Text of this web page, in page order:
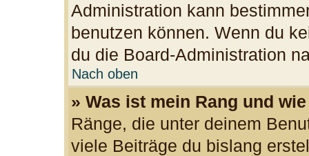
Administration kann
benutzen können. Wenn du
du die Board-Administration
Nach oben
» Was ist mein Rang und
Ränge, die unter deinem
viele Beiträge du bislang